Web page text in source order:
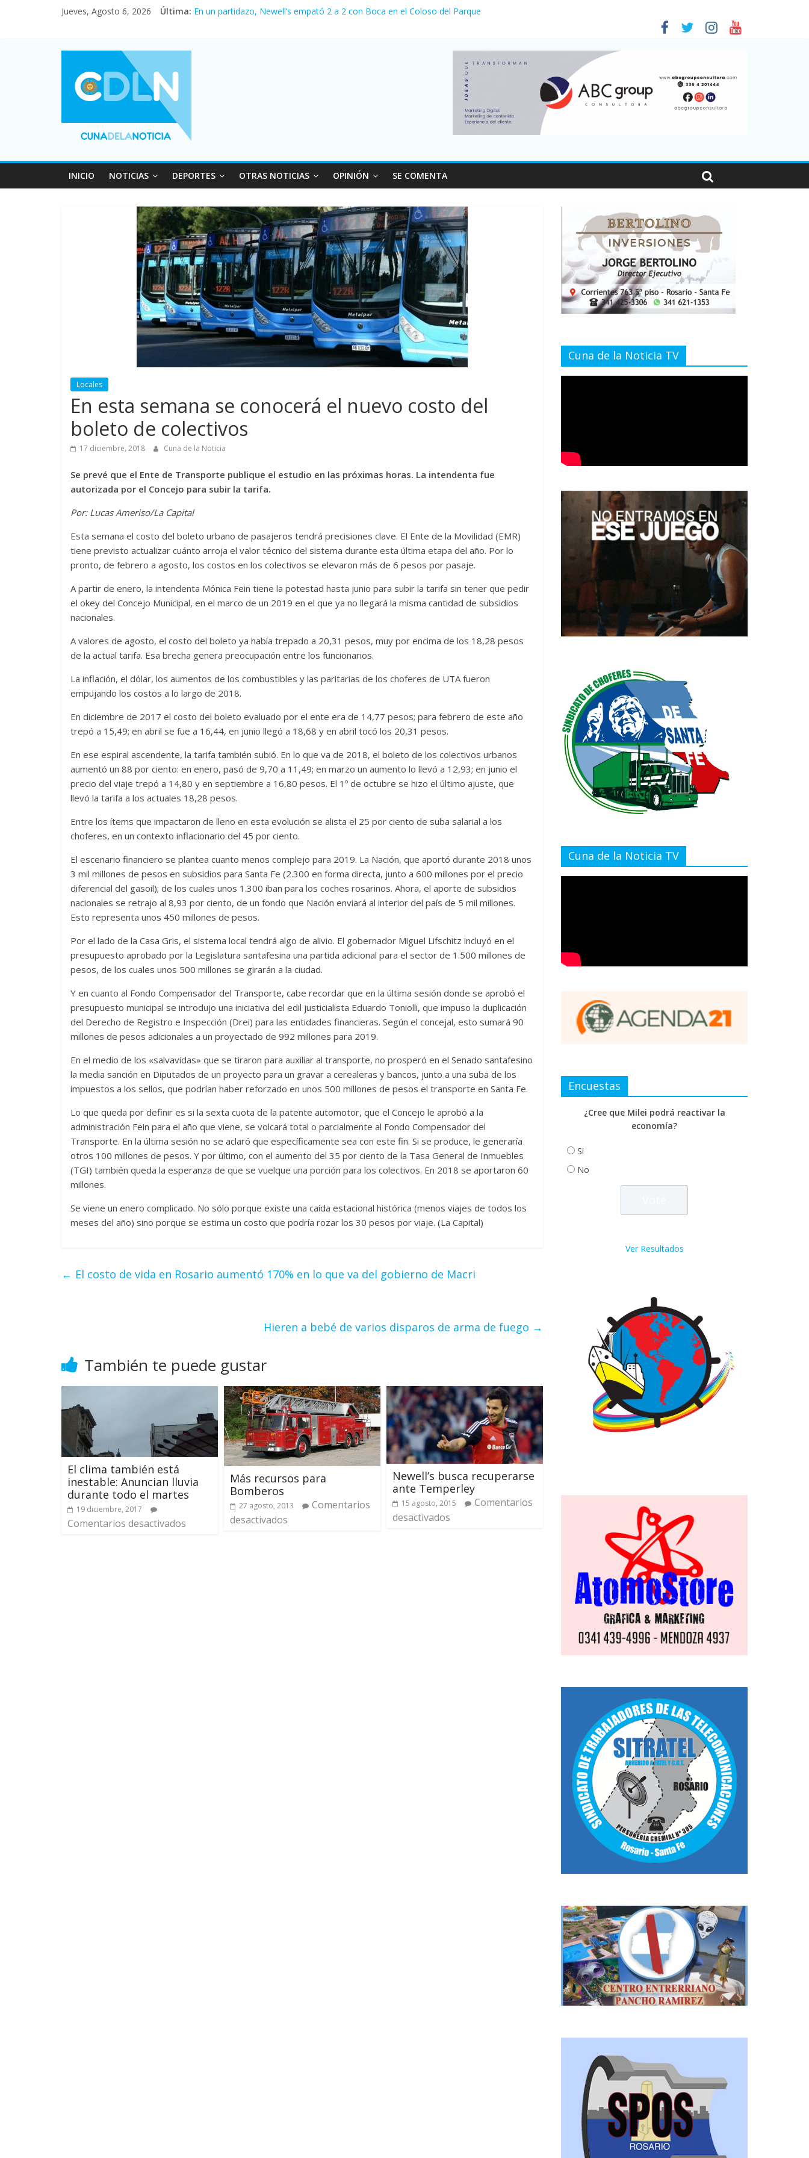
Jueves, Agosto 6, 2026 Última: En un partidazo, Newell’s empató 2 a 2 con Boca en el Coloso del Parque
Vacaciones de invierno con más movimiento y consumo turístico: 4,6 millones de personas viajaron por el país, un 5,9% más que en 2025
INICIO NOTICIAS DEPORTES OTRAS NOTICIAS OPINIÓN SE COMENTA
Locales
En esta semana se conocerá el nuevo costo del
boleto de colectivos
17 diciembre, 2018 Cuna de la Noticia
Se prevé que el Ente de Transporte publique el estudio en las próximas horas. La intendenta fue
autorizada por el Concejo para subir la tarifa.
Por: Lucas Ameriso/La Capital
Esta semana el costo del boleto urbano de pasajeros tendrá precisiones clave. El Ente de la Movilidad (EMR)
tiene previsto actualizar cuánto arroja el valor técnico del sistema durante esta última etapa del año. Por lo
pronto, de febrero a agosto, los costos en los colectivos se elevaron más de 6 pesos por pasaje.
A partir de enero, la intendenta Mónica Fein tiene la potestad hasta junio para subir la tarifa sin tener que pedir
el okey del Concejo Municipal, en el marco de un 2019 en el que ya no llegará la misma cantidad de subsidios
nacionales.
A valores de agosto, el costo del boleto ya había trepado a 20,31 pesos, muy por encima de los 18,28 pesos
de la actual tarifa. Esa brecha genera preocupación entre los funcionarios.
La inflación, el dólar, los aumentos de los combustibles y las paritarias de los choferes de UTA fueron
empujando los costos a lo largo de 2018.
En diciembre de 2017 el costo del boleto evaluado por el ente era de 14,77 pesos; para febrero de este año
trepó a 15,49; en abril se fue a 16,44, en junio llegó a 18,68 y en abril tocó los 20,31 pesos.
En ese espiral ascendente, la tarifa también subió. En lo que va de 2018, el boleto de los colectivos urbanos
aumentó un 88 por ciento: en enero, pasó de 9,70 a 11,49; en marzo un aumento lo llevó a 12,93; en junio el
precio del viaje trepó a 14,80 y en septiembre a 16,80 pesos. El 1º de octubre se hizo el último ajuste, que
llevó la tarifa a los actuales 18,28 pesos.
Entre los ítems que impactaron de lleno en esta evolución se alista el 25 por ciento de suba salarial a los
choferes, en un contexto inflacionario del 45 por ciento.
El escenario financiero se plantea cuanto menos complejo para 2019. La Nación, que aportó durante 2018 unos
3 mil millones de pesos en subsidios para Santa Fe (2.300 en forma directa, junto a 600 millones por el precio
diferencial del gasoil); de los cuales unos 1.300 iban para los coches rosarinos. Ahora, el aporte de subsidios
nacionales se retrajo al 8,93 por ciento, de un fondo que Nación enviará al interior del país de 5 mil millones.
Esto representa unos 450 millones de pesos.
Por el lado de la Casa Gris, el sistema local tendrá algo de alivio. El gobernador Miguel Lifschitz incluyó en el
presupuesto aprobado por la Legislatura santafesina una partida adicional para el sector de 1.500 millones de
pesos, de los cuales unos 500 millones se girarán a la ciudad.
Y en cuanto al Fondo Compensador del Transporte, cabe recordar que en la última sesión donde se aprobó el
presupuesto municipal se introdujo una iniciativa del edil justicialista Eduardo Toniolli, que impuso la duplicación
del Derecho de Registro e Inspección (Drei) para las entidades financieras. Según el concejal, esto sumará 90
millones de pesos adicionales a un proyectado de 992 millones para 2019.
En el medio de los «salvavidas» que se tiraron para auxiliar al transporte, no prosperó en el Senado santafesino
la media sanción en Diputados de un proyecto para un gravar a cerealeras y bancos, junto a una suba de los
impuestos a los sellos, que podrían haber reforzado en unos 500 millones de pesos el transporte en Santa Fe.
Lo que queda por definir es si la sexta cuota de la patente automotor, que el Concejo le aprobó a la
administración Fein para el año que viene, se volcará total o parcialmente al Fondo Compensador del
Transporte. En la última sesión no se aclaró que específicamente sea con este fin. Si se produce, le generaría
otros 100 millones de pesos. Y por último, con el aumento del 35 por ciento de la Tasa General de Inmuebles
(TGI) también queda la esperanza de que se vuelque una porción para los colectivos. En 2018 se aportaron 60
millones.
Se viene un enero complicado. No sólo porque existe una caída estacional histórica (menos viajes de todos los
meses del año) sino porque se estima un costo que podría rozar los 30 pesos por viaje. (La Capital)
← El costo de vida en Rosario aumentó 170% en lo que va del gobierno de Macri
Hieren a bebé de varios disparos de arma de fuego →
También te puede gustar
El clima también está
inestable: Anuncian lluvia
durante todo el martes
19 diciembre, 2017
Comentarios desactivados
Más recursos para
Bomberos
27 agosto, 2013
Comentarios
desactivados
Newell’s busca recuperarse
ante Temperley
15 agosto, 2015
Comentarios
desactivados
Cuna de la Noticia TV
Cuna de la Noticia TV
Encuestas
¿Cree que Milei podrá reactivar la
economía?
Si
No
Ver Resultados